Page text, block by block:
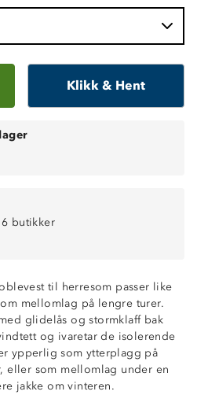
Klikk & Hent
butikker
til herresom passer like
mellomlag på lengre turer.
glidelås og stormklaff bak
og ivaretar de isolerende
ypperlig som ytterplagg på
eller som mellomlag under en
jakke om vinteren.